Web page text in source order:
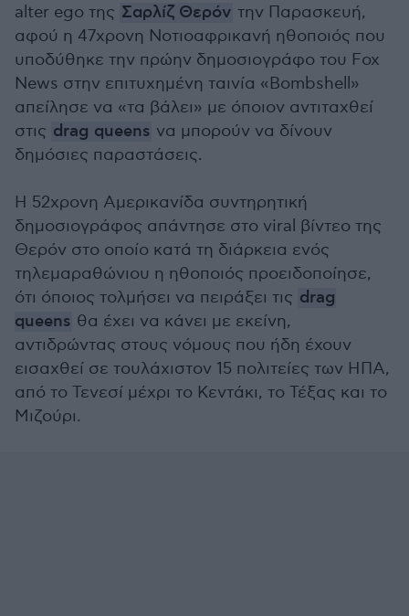
alter ego της Σαρλίζ Θερόν την Παρασκευή,
αφού η 47χρονη Νοτιοαφρικανή ηθοποιός που
υποδύθηκε την πρώην δημοσιογράφο του Fox
News στην επιτυχημένη ταινία «Bombshell»
απείλησε να «τα βάλει» με όποιον αντιταχθεί
στις drag queens να μπορούν να δίνουν
δημόσιες παραστάσεις.
Η 52χρονη Αμερικανίδα συντηρητική
δημοσιογράφος απάντησε στο viral βίντεο της
Θερόν στο οποίο κατά τη διάρκεια ενός
τηλεμαραθώνιου η ηθοποιός προειδοποίησε,
ότι όποιος τολμήσει να πειράξει τις drag
queens θα έχει να κάνει με εκείνη,
αντιδρώντας στους νόμους που ήδη έχουν
εισαχθεί σε τουλάχιστον 15 πολιτείες των ΗΠΑ,
από το Τενεσί μέχρι το Κεντάκι, το Τέξας και το
Μιζούρι.